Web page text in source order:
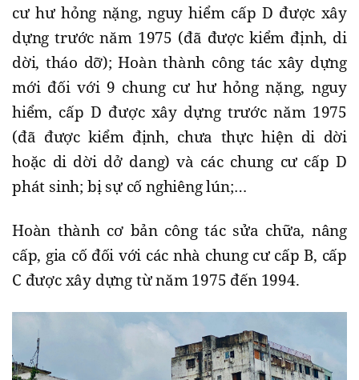
cư hư hỏng nặng, nguy hiểm cấp D được xây
dựng trước năm 1975 (đã được kiểm định, di
dời, tháo dỡ); Hoàn thành công tác xây dựng
mới đối với 9 chung cư hư hỏng nặng, nguy
hiểm, cấp D được xây dựng trước năm 1975
(đã được kiểm định, chưa thực hiện di dời
hoặc di dời dở dang) và các chung cư cấp D
phát sinh; bị sự cố nghiêng lún;…
Hoàn thành cơ bản công tác sửa chữa, nâng
cấp, gia cố đối với các nhà chung cư cấp B, cấp
C được xây dựng từ năm 1975 đến 1994.